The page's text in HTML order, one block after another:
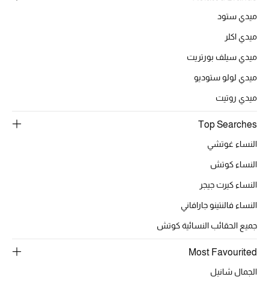
تشكيلة الأعراس
هدايا للنساء
ركن الفخامة
جميع الأحذية النسائية
جميع الحقائب النسائية
جميع الإكسسورات النسائية
موضة نسائية
ميدي ستود
ميدي اكلر
ميدي سيلف بورتريت
ميدي لولو ستوديو
ميدي روتيت
Top Searches
النساء غوتشي
النساء كوتش
النساء كيرت جيجر
النساء فالنتينو جارافاني
جميع الحقائب النسائية كوتش
Most Favourited
الجمال شانيل